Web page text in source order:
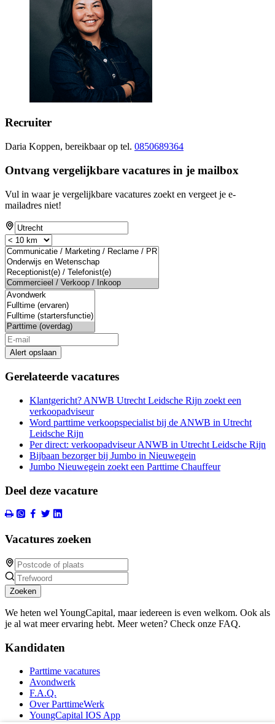
Recruiter
Daria Koppen, bereikbaar op tel. 0850689364
Ontvang vergelijkbare vacatures in je mailbox
Vul in waar je vergelijkbare vacatures zoekt en vergeet je e-
mailadres niet!
Alert opslaan
Gerelateerde vacatures
Klantgericht? ANWB Utrecht Leidsche Rijn zoekt een
verkoopadviseur
Word parttime verkoopspecialist bij de ANWB in Utrecht
Leidsche Rijn
Per direct: verkoopadviseur ANWB in Utrecht Leidsche Rijn
Bijbaan bezorger bij Jumbo in Nieuwegein
Jumbo Nieuwegein zoekt een Parttime Chauffeur
Deel deze vacature
Vacatures zoeken
Zoeken
We heten wel YoungCapital, maar iedereen is even welkom. Ook als
je al wat meer ervaring hebt. Meer weten? Check onze FAQ.
Kandidaten
Parttime vacatures
Avondwerk
F.A.Q.
Over ParttimeWerk
YoungCapital IOS App